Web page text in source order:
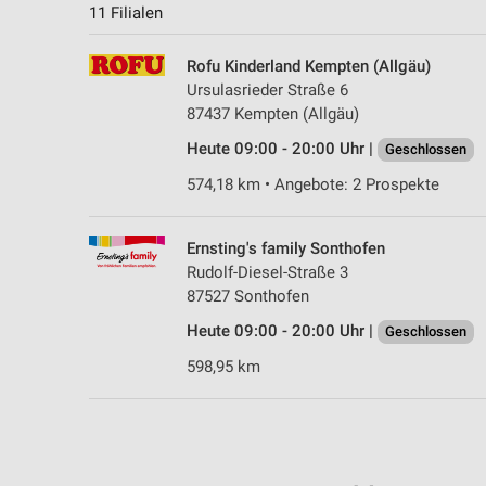
11 Filialen
Rofu Kinderland Kempten (Allgäu)
Ursulasrieder Straße 6
87437 Kempten (Allgäu)
Heute 09:00 - 20:00 Uhr |
Geschlossen
574,18 km • Angebote: 2 Prospekte
Ernsting's family Sonthofen
Rudolf-Diesel-Straße 3
87527 Sonthofen
Heute 09:00 - 20:00 Uhr |
Geschlossen
598,95 km